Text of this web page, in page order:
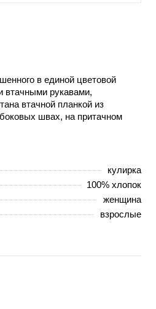
в единой цветовой
втачными рукавами,
втачной планкой из
швах, на притачном
кулирка
100% хлопок
женщина
взрослые